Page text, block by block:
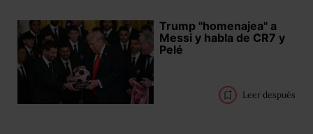
Trump "homenajea" a
Messi y habla de CR7 y
Pelé
Leer después